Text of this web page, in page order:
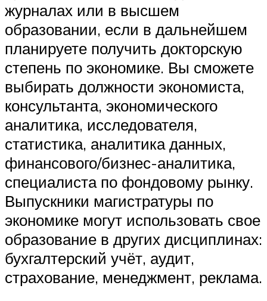
журналах или в высшем
образовании, если в дальнейшем
планируете получить докторскую
степень по экономике. Вы сможете
выбирать должности экономиста,
консультанта, экономического
аналитика, исследователя,
статистика, аналитика данных,
финансового/бизнес-аналитика,
специалиста по фондовому рынку.
Выпускники магистратуры по
экономике могут использовать свое
образование в других дисциплинах:
бухгалтерский учёт, аудит,
страхование, менеджмент, реклама.